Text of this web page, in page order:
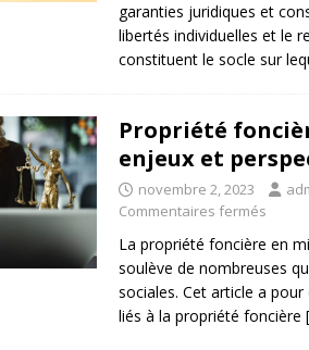
garanties juridiques et
libertés individuelles et le
constituent le socle sur
Propriété
enjeux et
novembre 2, 2023
Commentaires fermés
La propriété foncière en
soulève de nombreuses
sociales. Cet article a
liés à la propriété foncière